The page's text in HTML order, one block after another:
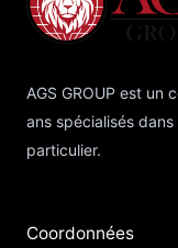
AGS GROUP est un
ans spécialisés
particulier.
Coordonnées​